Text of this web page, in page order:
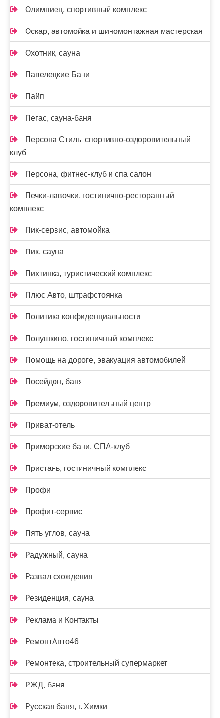
Олимпиец, спортивный комплекс
Оскар, автомойка и шиномонтажная мастерская
Охотник, сауна
Павелецкие Бани
Пайп
Пегас, сауна-баня
Персона Стиль, спортивно-оздоровительный
клуб
Персона, фитнес-клуб и спа салон
Печки-лавочки, гостинично-ресторанный
комплекс
Пик-сервис, автомойка
Пик, сауна
Пихтинка, туристический комплекс
Плюс Авто, штрафстоянка
Политика конфиденциальности
Полушкино, гостиничный комплекс
Помощь на дороге, эвакуация автомобилей
Посейдон, баня
Премиум, оздоровительный центр
Приват-отель
Приморские бани, СПА-клуб
Пристань, гостиничный комплекс
Профи
Профит-сервис
Пять углов, сауна
Радужный, сауна
Развал схождения
Резиденция, сауна
Реклама и Контакты
РемонтАвто46
Ремонтека, строительный супермаркет
РЖД, баня
Русская баня, г. Химки